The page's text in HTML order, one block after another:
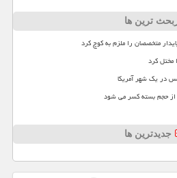
ترین ها
متخصصان را ملزم به کوچ کرد
مختل کرد
در یک شهر آمریکا
از حجم بسته کسر می شود
جدیدترین ها